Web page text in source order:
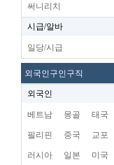
써니리치
시급/알바
일당/시급
외국인구인구직
외국인
베트남 몽골 태국
필리핀 중국 교포
러시아 일본 미국